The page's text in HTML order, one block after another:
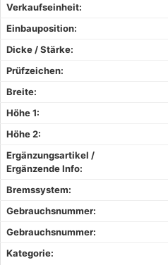
Verkaufseinheit:
Einbauposition:
Dicke / Stärke:
Prüfzeichen:
Breite:
Höhe 1:
Höhe 2:
Ergänzungsartikel /
Ergänzende Info:
Bremssystem:
Gebrauchsnummer:
Gebrauchsnummer:
Kategorie: